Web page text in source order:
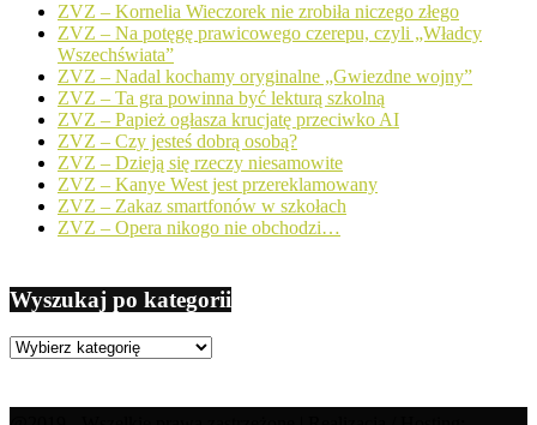
ZVZ – Kornelia Wieczorek nie zrobiła niczego złego
ZVZ – Na potęgę prawicowego czerepu, czyli „Władcy
Wszechświata”
ZVZ – Nadal kochamy oryginalne „Gwiezdne wojny”
ZVZ – Ta gra powinna być lekturą szkolną
ZVZ – Papież ogłasza krucjatę przeciwko AI
ZVZ – Czy jesteś dobrą osobą?
ZVZ – Dzieją się rzeczy niesamowite
ZVZ – Kanye West jest przereklamowany
ZVZ – Zakaz smartfonów w szkołach
ZVZ – Opera nikogo nie obchodzi…
Wyszukaj po kategorii
Wyszukaj